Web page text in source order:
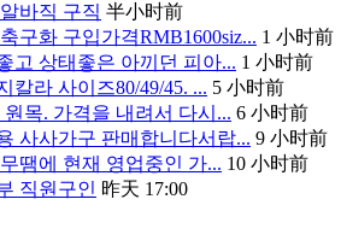
바직 구직 半小时前
구화 구입가격RMB1600siz... 1 小时前
고 상태좋은 아끼던 피아... 1 小时前
칼라 사이즈80/49/45. ... 5 小时前
원목. 가격을 내려서 다시... 6 小时前
사사가구 판매합니다서랍... 9 小时前
땜에 현재 영업중인 가... 10 小时前
직원구인 昨天 17:00